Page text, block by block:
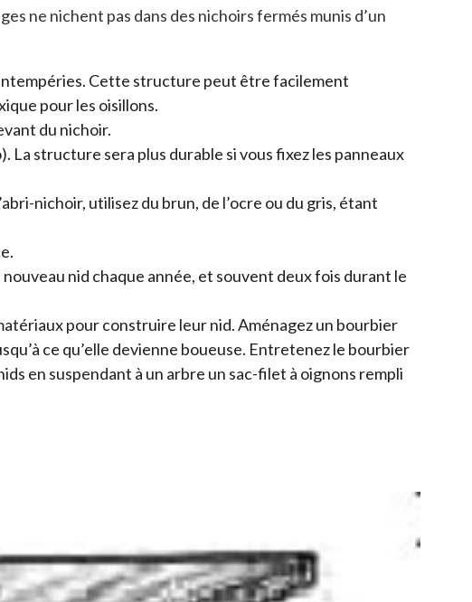
ne nichent pas dans des nichoirs fermés munis d’un
Cette structure peut être facilement
pour les oisillons.
du nichoir.
La structure sera plus durable si vous fixez les panneaux
nichoir, utilisez du brun, de l’ocre ou du gris, étant
nid chaque année, et souvent deux fois durant le
pour construire leur nid. Aménagez un bourbier
ce qu’elle devienne boueuse. Entretenez le bourbier
en suspendant à un arbre un sac-filet à oignons rempli